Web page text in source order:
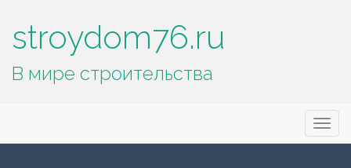
stroydom76.ru
В мире строительства
меню